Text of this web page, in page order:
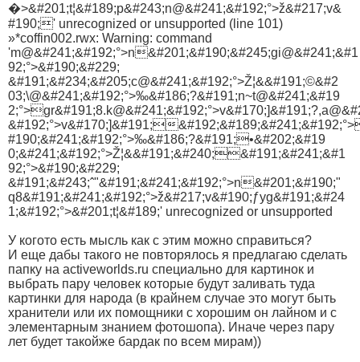
�>&#201;t¦&#189;p&#243;n@&#241;&#192;°>ž&#217;v&
#190;' unrecognized or unsupported (line 101)
»*coffin002.rwx: Warning: command
'm@&#241;&#192;°>n&#201;&#190;&#245;gi@&#241;&#1
92;°>&#190;&#229;
&#191;&#234;&#205;c@&#241;&#192;°>Ž¦&&#191;©&#2
03;\@&#241;&#192;°>‰&#186;?&#191;n~t@&#241;&#19
&#192;°>v&#170;]&#191;
#190;&#241;&#192;°>‰&#186;?&#191;•&#202;&#19
0;&#241;&#192;°>Ž¦&&#191;&#240;&#191;&#241;&#1
92;°>&#190;&#229;
&#191;&#243;ˆ"&#191;&#241;&#192;°>n&#201;&#190;"
q8&#191;&#241;&#192;°>ž&#217;v&#190;ƒyg&#191;&#24
1;&#192;°>&#201;t¦&#189;' unrecognized or unsupported
У когото есть мысль как с этим можно справиться?
И еще дабы такого не повторялось я предлагаю сделать
папку на activeworlds.ru специально для картинок и
выбрать пару человек которые будут заливать туда
картинки для народа (в крайнем случае это могут быть
хранители или их помощники с хорошим он лайном и с
элементарным знанием фотошопа). Иначе через пару
лет будет такойже бардак по всем мирам))